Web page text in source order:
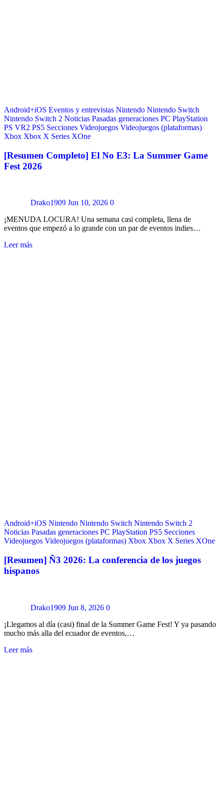
Android+iOS Eventos y entrevistas Nintendo Nintendo Switch
Nintendo Switch 2 Noticias Pasadas generaciones PC PlayStation
PS VR2 PS5 Secciones Videojuegos Videojuegos (plataformas)
Xbox Xbox X Series XOne
[Resumen Completo] El No E3: La Summer Game
Fest 2026
Drako1909 Jun 10, 2026 0
¡MENUDA LOCURA! Una semana casi completa, llena de
eventos que empezó a lo grande con un par de eventos indies…
Leer más
Android+iOS Nintendo Nintendo Switch Nintendo Switch 2
Noticias Pasadas generaciones PC PlayStation PS5 Secciones
Videojuegos Videojuegos (plataformas) Xbox Xbox X Series XOne
[Resumen] Ñ3 2026: La conferencia de los juegos
hispanos
Drako1909 Jun 8, 2026 0
¡Llegamos al día (casi) final de la Summer Game Fest! Y ya pasando
mucho más alla del ecuador de eventos,…
Leer más